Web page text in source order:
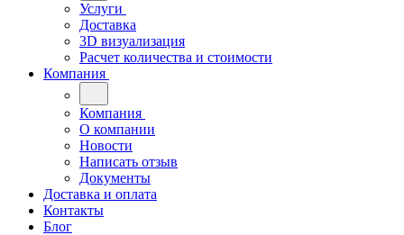
Услуги
Доставка
3D визуализация
Расчет количества и стоимости
Компания
Компания
О компании
Новости
Написать отзыв
Документы
Доставка и оплата
Контакты
Блог